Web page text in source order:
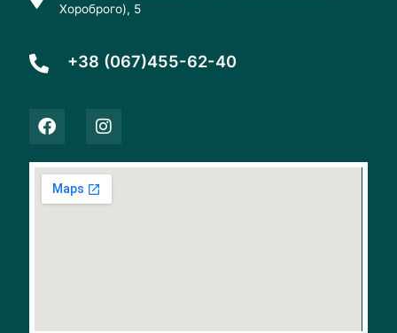
Хороброго), 5
+38 (067)455-62-40
F
a
e
b
o
I
n
t
g